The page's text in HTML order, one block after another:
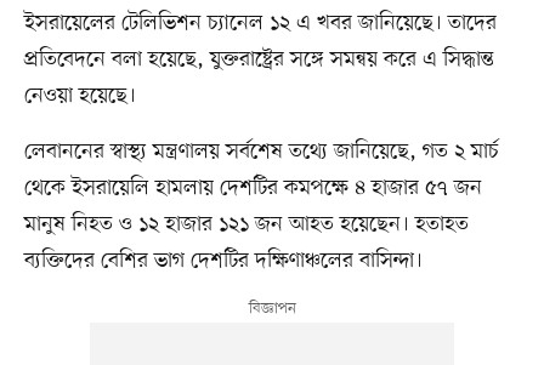
ইসরায়েলের টেলিভিশন চ্যানেল ১২ এ খবর জানিয়েছে। তাদের
প্রতিবেদনে বলা হয়েছে, যুক্তরাষ্ট্রের সঙ্গে সমন্বয় করে এ সিদ্ধান্ত
নেওয়া হয়েছে।
লেবাননের স্বাস্থ্য মন্ত্রণালয় সর্বশেষ তথ্যে জানিয়েছে, গত ২ মার্চ
থেকে ইসরায়েলি হামলায় দেশটির কমপক্ষে ৪ হাজার ৫৭ জন
মানুষ নিহত ও ১২ হাজার ১২১ জন আহত হয়েছেন। হতাহত
ব্যক্তিদের বেশির ভাগ দেশটির দক্ষিণাঞ্চলের বাসিন্দা।